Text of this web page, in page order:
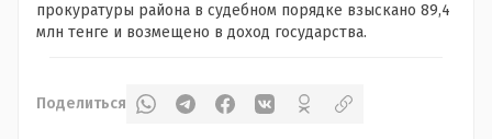
прокуратуры района в судебном порядке взыскано 89,4
млн тенге и возмещено в доход государства.
Поделиться